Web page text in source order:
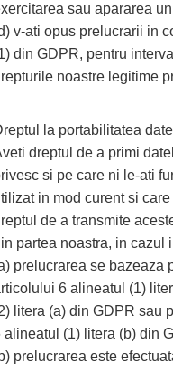
sau apararea
v-ati opus prelucrarii in
din GDPR, pentru
noastre legitime
la portabilitatea
dreptul de a primi
si pe care ni le-ati
in mod curent si
de a transmite
partea noastra, in cazul
prelucrarea se bazeaza
6 alineatul (1)
litera (a) din GDPR sau
alineatul (1) litera (b) din
prelucrarea este